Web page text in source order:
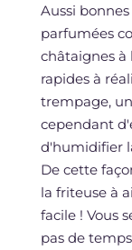
Aussi
parfumées
châtaignes à
rapides à
trempage,
cependant
d'humidifier
De cette
la friteuse à
facile ! Vous
pas de